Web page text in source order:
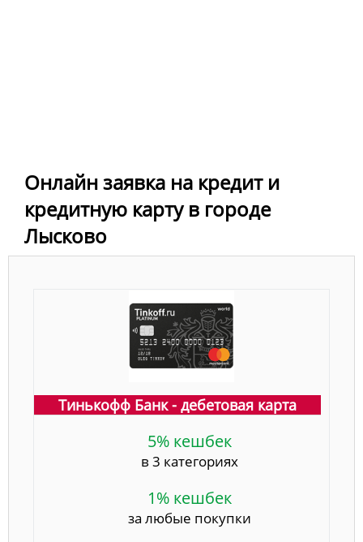
Онлайн заявка на кредит и
кредитную карту в городе
Лысково
Тинькофф Банк - дебетовая карта
5% кешбек
в 3 категориях
1% кешбек
за любые покупки